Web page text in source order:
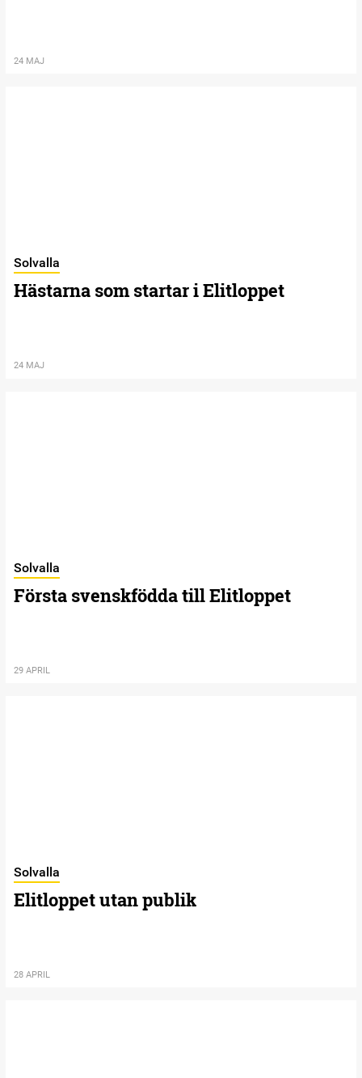
24 MAJ
Solvalla
Hästarna som startar i Elitloppet
24 MAJ
Solvalla
Första svenskfödda till Elitloppet
29 APRIL
Solvalla
Elitloppet utan publik
28 APRIL